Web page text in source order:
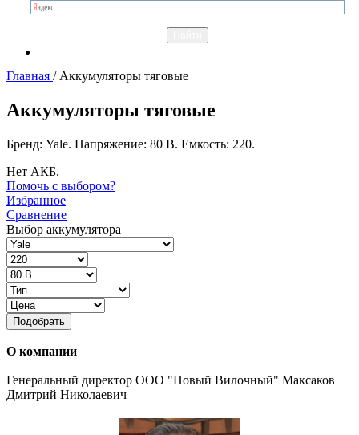
Главная / Аккумуляторы тяговые
Аккумуляторы тяговые
Бренд: Yale. Напряжение: 80 В. Емкость: 220.
Нет АКБ.
Помочь с выбором?
Избранное
Сравнение
Выбор аккумулятора
Подобрать
О компании
Генеральный директор ООО "Новый Вилочный" Максаков
Дмитрий Николаевич